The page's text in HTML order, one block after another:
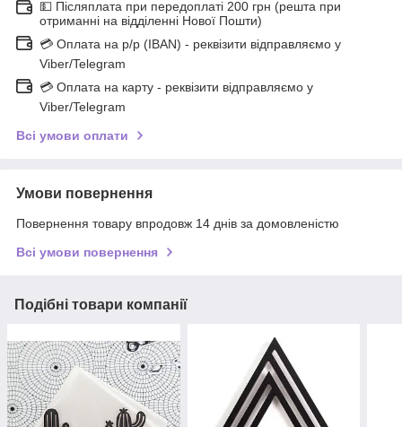
💵 Післяплата при передоплаті 200 грн (решта при
отриманні на відділенні Нової Пошти)
💳 Оплата на р/р (IBAN) - реквізити відправляємо у
Viber/Telegram
💳 Оплата на карту - реквізити відправляємо у
Viber/Telegram
Всі умови оплати
Умови повернення
Повернення товару впродовж 14 днів за домовленістю
Всі умови повернення
Подібні товари компанії